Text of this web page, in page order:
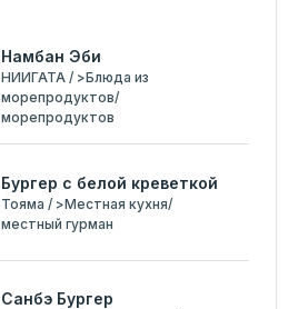
Намбан Эби
НИИГАТА / >Блюда из
морепродуктов/
морепродуктов
Бургер с белой креветкой
Тояма / >Местная кухня/
местный гурман
Санбэ Бургер